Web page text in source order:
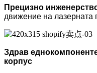
Прецизно
движение на лазерната
Здрав
корпус